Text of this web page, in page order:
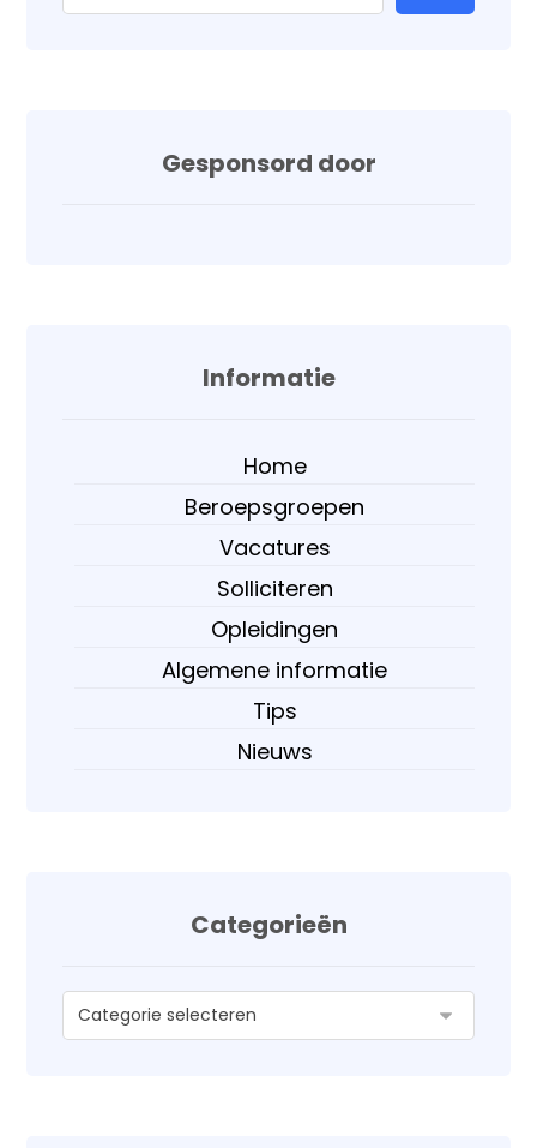
Gesponsord door
Informatie
Home
Beroepsgroepen
Vacatures
Solliciteren
Opleidingen
Algemene informatie
Tips
Nieuws
Categorieën